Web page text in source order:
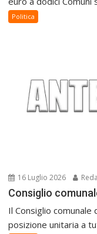
Politica
16 Luglio 2026
Consiglio
Il Consiglio comunale
posizione unitaria a